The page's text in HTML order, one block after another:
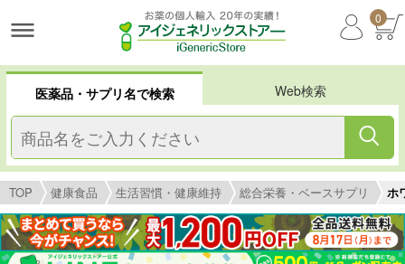
0
医薬品・サプリ名で検索 Web検索
TOP 健康食品 生活習慣・健康維持 総合栄養・ベースサプリ ホ